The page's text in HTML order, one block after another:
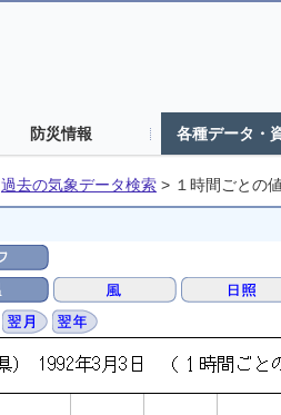
防災情報 各種データ・
過去の気象データ検索 > １時間ごとの